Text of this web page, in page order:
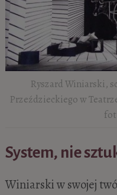
Ryszard Winiarski,
Przeździeckiego w
System, nie
Winiarski w swojej